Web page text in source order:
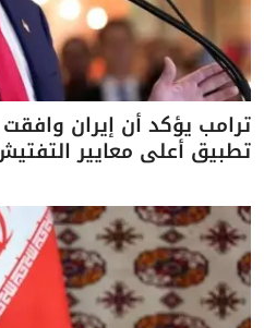
ترامب يؤكد أن إيران
تطبيق أعلى معايير